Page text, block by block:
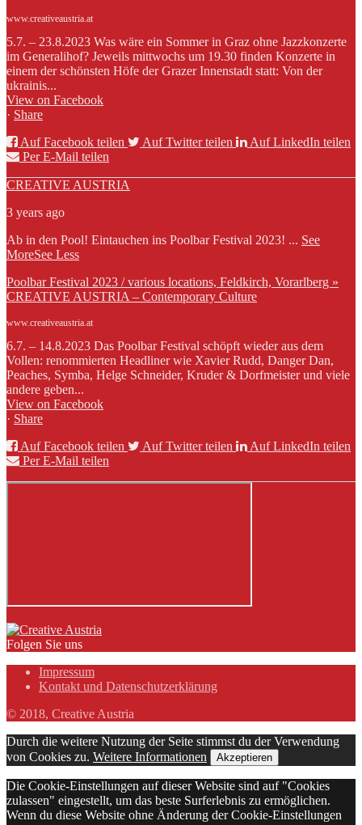
www.creativeaustria.at
5.7. – 23.8.2023 Was wäre ein Sommer in Graz ohne Jazzkonzerte
im Generalihof? Jeweils mittwochs um 19.30 finden Konzerte in
einem der schönsten Höfe der Grazer Innenstadt statt: Von der
ukrainis...
View on Facebook
· Share
Auf Facebook teilen
Auf Twitter teilen
Auf LinkedIn teilen
Per E-Mail teilen
CREATIVE AUSTRIA
3 years ago
Ab in den Pool! Eintauchen ins Poolbar Festival 2023! ... See
MoreSee Less
Poolbar Festival 2023 / various locations, Feldkirch, Vorarlberg »
CREATIVE AUSTRIA – Contemporary Culture
www.creativeaustria.at
6.7. – 14.8.2023 Das Poolbar Festival schöpft wieder aus dem
Vollen: renommierten Headliner wie Xavier Rudd, Danger Dan,
Peaches, Symba, Helge Schneider, Kruder & Dorfmeister und viele
andere geben...
View on Facebook
· Share
Auf Facebook teilen
Auf Twitter teilen
Auf LinkedIn teilen
Per E-Mail teilen
Folgen Sie uns
Impressum
Kontakt und Datenschutzerklärung
© 2018, Creative Austria
Durch die weitere Nutzung der Seite stimmst du der Verwendung
von Cookies zu. Weitere Informationen Akzeptieren
Die Cookie-Einstellungen auf dieser Website sind auf "Cookies
zulassen" eingestellt, um das beste Surferlebnis zu ermöglichen.
Wenn du diese Website ohne Änderung der Cookie-Einstellungen